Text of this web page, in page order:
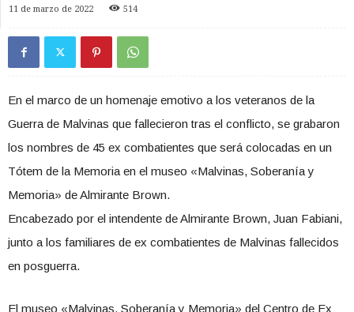
11 de marzo de 2022 514
En el marco de un homenaje emotivo a los veteranos de la
Guerra de Malvinas que fallecieron tras el conflicto, se grabaron
los nombres de 45 ex combatientes que será colocadas en un
Tótem de la Memoria en el museo «Malvinas, Soberanía y
Memoria» de Almirante Brown.
Encabezado por el intendente de Almirante Brown, Juan Fabiani,
junto a los familiares de ex combatientes de Malvinas fallecidos
en posguerra.
El museo «Malvinas, Soberanía y Memoria» del Centro de Ex